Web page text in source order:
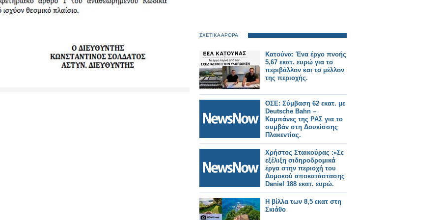
ΣΧΕΤΙΚΑ ΑΡΘΡΑ
Κατούνα: Ένα έργο πνοής
5,67 εκατ. ευρώ για το
περιβάλλον και το μέλλον
της περιοχής.
ΟΣΕ: Σύμβαση 62 εκατ. με
Deutsche Bahn –
Καμπάνες της ΡΑΣ για το
συμβάν στη Δουκίσσης
Πλακεντίας.
Χρήστος Σταικούρας :«Σε
εξέλιξη σιδηροδρομικά
έργα στην περιοχή του
Δομοκού αποκατάστασης
Daniel 188 εκατ. ευρώ.
Η βίλλα των 8,5 εκατ στη
Σκιάθο